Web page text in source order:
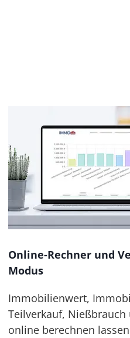
Online-Rechner und
Modus
Immobilienwert,
Teilverkauf,
online berechnen